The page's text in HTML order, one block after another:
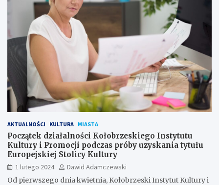
AKTUALNOŚCI KULTURA MIASTA
Początek działalności Kołobrzeskiego Instytutu
Kultury i Promocji podczas próby uzyskania tytułu
Europejskiej Stolicy Kultury
1 lutego 2024
Dawid Adamczewski
Od pierwszego dnia kwietnia, Kołobrzeski Instytut Kultury i